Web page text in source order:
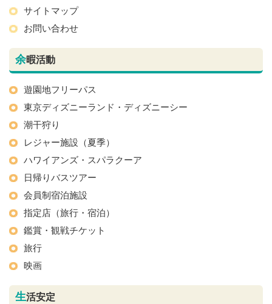
サイトマップ
お問い合わせ
余暇活動
遊園地フリーパス
東京ディズニーランド・ディズニーシー
潮干狩り
レジャー施設（夏季）
ハワイアンズ・スパラクーア
日帰りバスツアー
会員制宿泊施設
指定店（旅行・宿泊）
鑑賞・観戦チケット
旅行
映画
生活安定